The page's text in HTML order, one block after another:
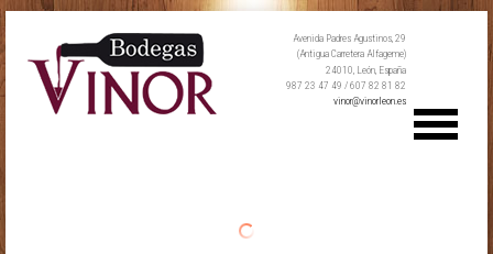
Avenida Padres Agustinos, 29
(Antigua Carretera Alfageme)
24010, León, España
987 23 47 49 / 607 82 81 82
vinor@vinorleon.es